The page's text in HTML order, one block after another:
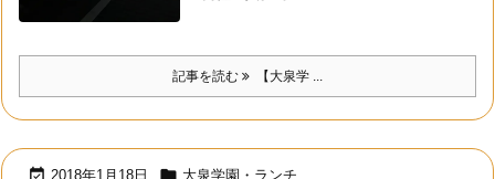
記事を読む 【大泉学 ...
 2018年1月18日  大泉学園・ランチ